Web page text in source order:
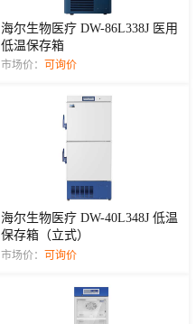
海尔生物医疗 DW-86L338J 医用
低温保存箱
市场价： 可询价
海尔生物医疗 DW-40L348J 低温
保存箱（立式）
市场价： 可询价